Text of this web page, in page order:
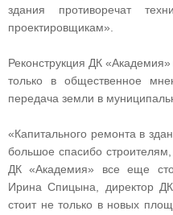
здания противоречат
проектировщикам».
Реконструкция ДК
только в общественное
передача земли в
«Капитального ремонта в
большое спасибо
ДК «Академия» все еще
Ирина Спицына, директор
стоит не только в новых